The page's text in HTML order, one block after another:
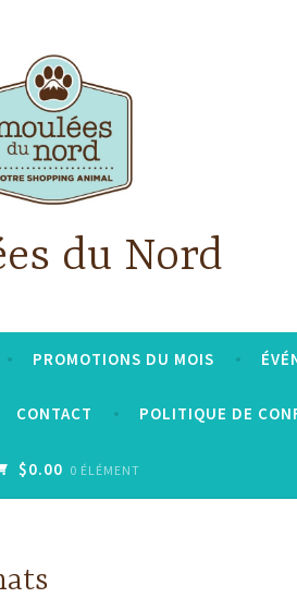
du Nord
PROMOTIONS DU MOIS
CONTACT POLITIQUE DE
$0.00 0 ÉLÉMENT